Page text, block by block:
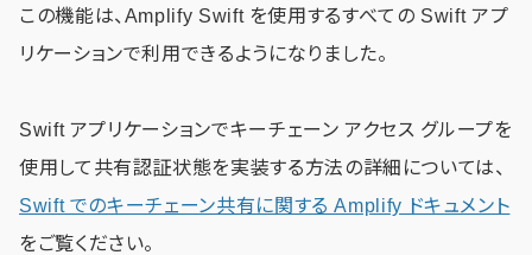
この機能は、Amplify Swift を使用するすべての Swift アプ
リケーションで利用できるようになりました。
Swift アプリケーションでキーチェーン アクセス グループを
使用して共有認証状態を実装する方法の詳細については、
Swift でのキーチェーン共有に関する Amplify ドキュメント
をご覧ください。